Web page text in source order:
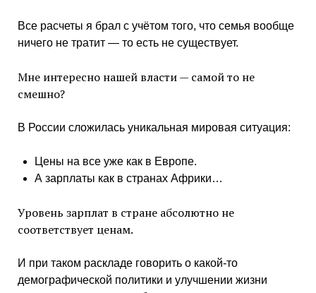
Все расчеты я брал с учётом того, что семья вообще
ничего не тратит — то есть не существует.
Мне интересно нашей власти — самой то не
смешно?
В России сложилась уникальная мировая ситуация:
Цены на все уже как в Европе.
А зарплаты как в странах Африки…
Уровень зарплат в стране абсолютно не
соответствует ценам.
И при таком раскладе говорить о какой-то
демографической политики и улучшении жизни